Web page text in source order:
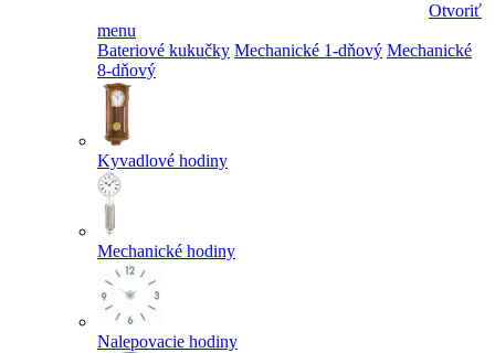
Otvoriť
menu
Bateriové kukučky Mechanické 1-dňový Mechanické
8-dňový
Kyvadlové hodiny
Mechanické hodiny
Nalepovacie hodiny